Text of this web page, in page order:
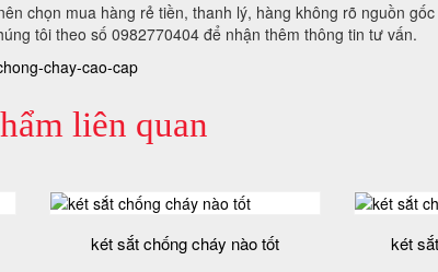
chọn mua hàng rẻ tiền, thanh lý, hàng không rõ nguồn
tôi theo số 0982770404 để nhận thêm thông tin tư vấn.
chay-cao-cap
liên quan
két sắt chống cháy nào tốt két